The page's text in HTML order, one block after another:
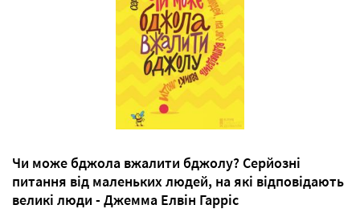
Чи може бджола вжалити бджолу? Серйозні
питання від маленьких людей, на які відповідають
великі люди - Джемма Елвін Гарріс